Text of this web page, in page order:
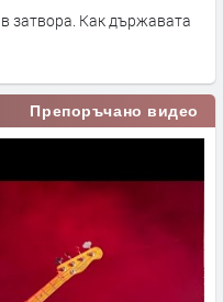
затвора. Как държавата
Препоръчано видео